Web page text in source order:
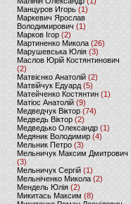
Манцуров Игорь (1)
Маркевич Ярослав
Володимирович (1)
Марков Ігор (2)
Мартиненко Микола (26)
Марушевська Юлія (3)
Маслов Юрій Костянтинович
(2)
Матвієнко Анатолій (2)
Матвійчук Едуард(5)
Матейченко Костянтин (1)
Матіос Анатолій (9)
Медведчук Віктор(74)
Медведь Віктор (2)
Медведько Олександр (1)
Медяник Володимир(4)
Мельник Петро (3)
Мельничук Максим Дмитрович
(3)
Мельничук Сергій (1)
Мельніченко Микола (2)
Мендель Юлія (2)
Микитась Максим (8)